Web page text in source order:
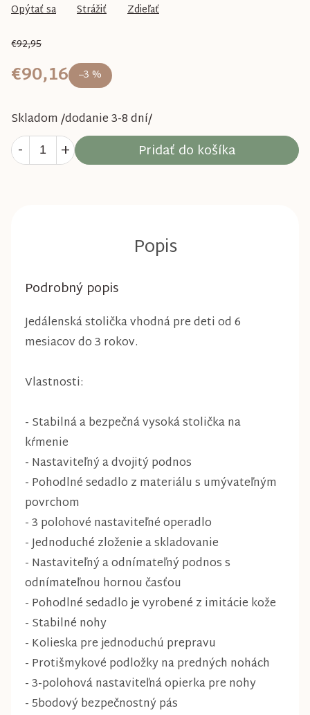
€92,95
–3 %
€90,16
Skladom /dodanie 3-8 dní/
Pridať do košíka
Opýtať sa Strážiť Zdieľať
Podrobný popis
Jedálenská stolička vhodná pre deti od 6
mesiacov do 3 rokov.
Vlastnosti:
- Stabilná a bezpečná vysoká stolička na
kŕmenie
- Nastaviteľný a dvojitý podnos
- Pohodlné sedadlo z materiálu s umývateľným
povrchom
- 3 polohové nastaviteľné operadlo
- Jednoduché zloženie a skladovanie
- Nastaviteľný a odnímateľný podnos s
odnímateľnou hornou časťou
- Pohodlné sedadlo je vyrobené z imitácie kože
- Stabilné nohy
- Kolieska pre jednoduchú prepravu
- Protišmykové podložky na predných nohách
- 3-polohová nastaviteľná opierka pre nohy
- 5bodový bezpečnostný pás